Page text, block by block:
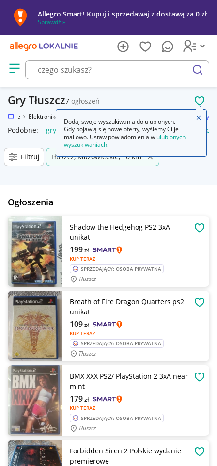
Allegro Smart! Kupuj i sprzedawaj z dostawą za 0 zł
Sprawdź »
Otwórz menu z kategoriami
szukaj
Gry Tłuszcz7 ogłoszeń
Elektronika Gry
Podobne: gry gry ps5 gry ps4 karty do gry gry
Filtruj Tłuszcz, Mazowieckie, +0 km
Ogłoszenia
Shadow the Hedgehog PS2 3xA
unikat
KUP TERAZ
199zł
SPRZEDAJĄCY: OSOBA PRYWATNA
Tłuszcz
Breath of Fire Dragon Quarters ps2
unikat
KUP TERAZ
109zł
SPRZEDAJĄCY: OSOBA PRYWATNA
Tłuszcz
BMX XXX PS2/ PlayStation 2 3xA near
mint
KUP TERAZ
179zł
SPRZEDAJĄCY: OSOBA PRYWATNA
Tłuszcz
Forbidden Siren 2 Polskie wydanie
premierowe
Dodaj swoje wyszukiwania do ulubionych.
Gdy pojawią się nowe oferty, wyślemy Ci je
mailowo. Ustaw powiadomienia w ulubionych
wyszukiwaniach.